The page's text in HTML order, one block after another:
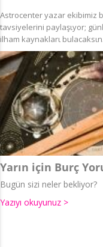
Astrocenter yazar ekibimiz
tavsiyelerini paylaşιyor;
ilham kaynaklarι bulacaksιn.
Yarın için Burç
Bugün sizi neler bekliyor?
Yazıyı okuyunuz >